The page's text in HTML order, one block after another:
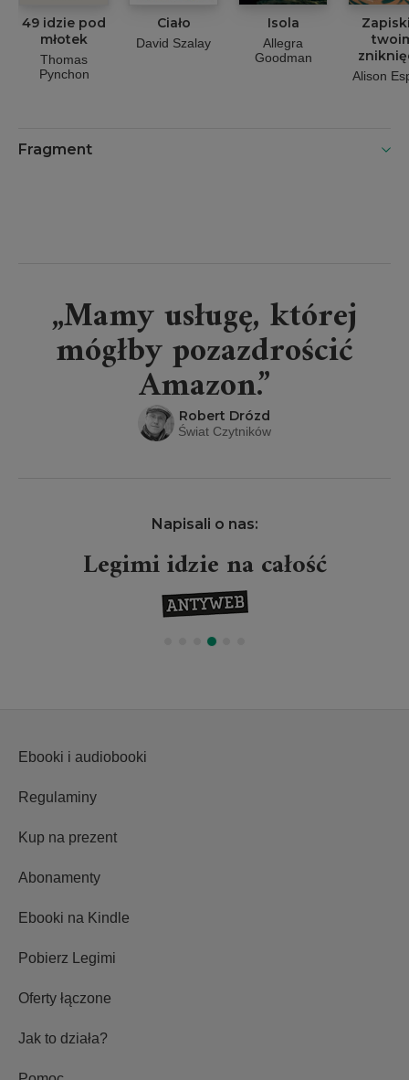
49 idzie pod
młotek
Thomas
Pynchon
Ciało
David Szalay
Isola
Allegra
Goodman
Alison
Fragment
„Mamy usługę, której
mógłby pozazdrościć
Amazon.”
Robert Drózd
Świat Czytników
Napisali o nas:
Legimi idzie na całość
Ebooki i audiobooki
Regulaminy
Kup na prezent
Abonamenty
Ebooki na Kindle
Pobierz Legimi
Oferty łączone
Jak to działa?